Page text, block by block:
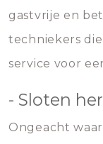
gastvrije en
techniekers
service voor
- Sloten
Ongeacht